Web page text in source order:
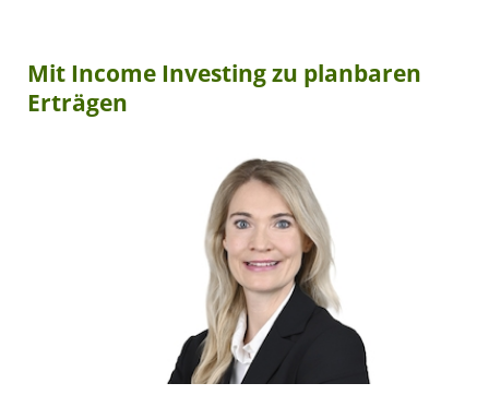
Mit Income Investing zu planbaren
Erträgen